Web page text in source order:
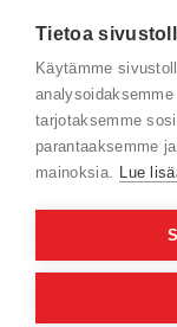
Ota yhteyttä
Käyttöehdot
Tietoa
Käytämme
tarjotaksemme
parantaaksemme
mainoksia. Lue